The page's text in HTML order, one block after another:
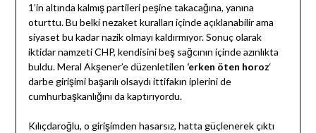
1’in altında kalmış partileri peşine takacağına, yanına
oturttu. Bu belki nezaket kuralları içinde açıklanabilir ama
siyaset bu kadar nazik olmayı kaldırmıyor. Sonuç olarak
iktidar namzeti CHP, kendisini beş sağcının içinde azınlıkta
buldu. Meral Akşener’e düzenletilen ‘erken öten horoz‘
darbe girişimi başarılı olsaydı ittifakın iplerini de
cumhurbaşkanlığını da kaptırıyordu.
Kılıçdaroğlu, o girişimden hasarsız, hatta güçlenerek çıktı